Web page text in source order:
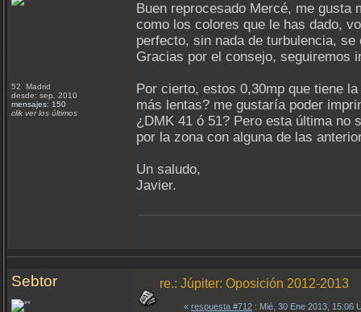
52 Madrid
desde: sep, 2010
mensajes: 150
clik ver los últimos
Buen reprocesado Mercé, me gusta
como los colores que le has dado,
perfecto, sin nada de turbulencia,
Gracias por el consejo, seguiremos
Por cierto, estos 0,30mp que tiene
más lentas? me gustaría poder
¿DMK 41 ó 51? Pero esta última no
por la zona con alguna de las
Un saludo,
Javier.
Sebtor re.: Júpiter: Oposición 2012-2013
« respuesta #712 : Mié, 30 Ene 2013, 15:06